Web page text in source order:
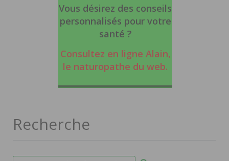
Vous désirez des conseils
personnalisés pour votre
santé ?
Consultez en ligne Alain,
le naturopathe du web.
Recherche